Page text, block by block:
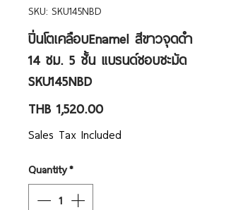
SKU: SKU145NBD
ปิ่นโตเคลือบEnamel สีขาวจุดดำ
14 ซม. 5 ชั้น แบรนด์ชอบชะมัด
SKU145NBD
THB 1,520.00Price
Sales Tax Included
Quantity*